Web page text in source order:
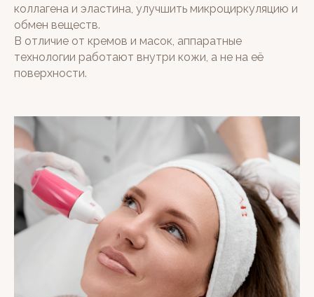
коллагена и эластина, улучшить микроциркуляцию и
обмен веществ.
В отличие от кремов и масок, аппаратные
технологии работают внутри кожи, а не на её
поверхности.